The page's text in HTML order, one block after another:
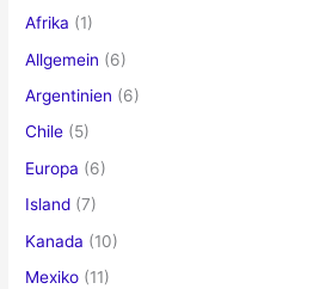
:
Afrika (1)
Allgemein (6)
Argentinien (6)
Chile (5)
Europa (6)
Island (7)
Kanada (10)
Mexiko (11)